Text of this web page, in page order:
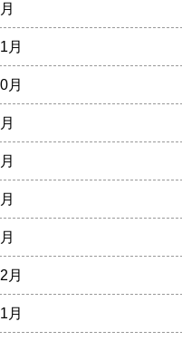
月
月
月
月